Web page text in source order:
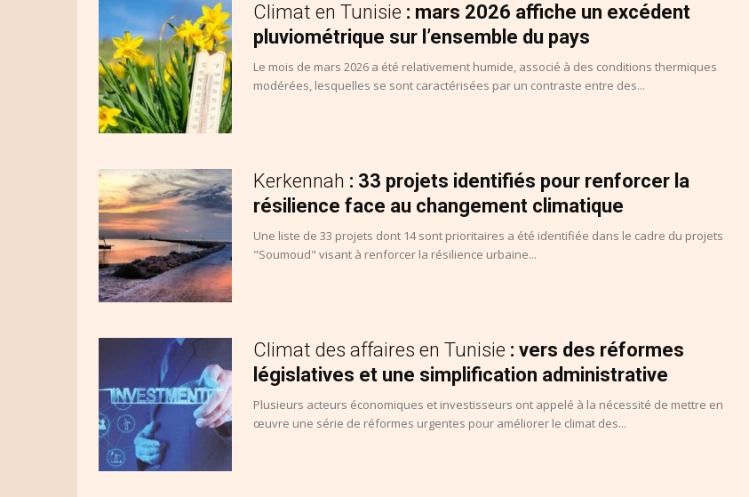
Climat en Tunisie : mars 2026 affiche un excédent
pluviométrique sur l’ensemble du pays
Le mois de mars 2026 a été relativement humide, associé à des conditions thermiques
modérées, lesquelles se sont caractérisées par un contraste entre des...
Kerkennah : 33 projets identifiés pour renforcer la
résilience face au changement climatique
Une liste de 33 projets dont 14 sont prioritaires a été identifiée dans le cadre du projets
"Soumoud" visant à renforcer la résilience urbaine...
Climat des affaires en Tunisie : vers des réformes
législatives et une simplification administrative
Plusieurs acteurs économiques et investisseurs ont appelé à la nécessité de mettre en
œuvre une série de réformes urgentes pour améliorer le climat des...